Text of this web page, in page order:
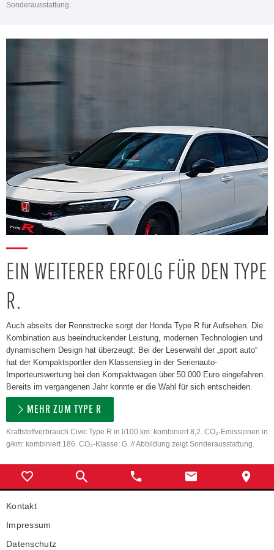
Sonderausstattung.
EIN WEITERER ERFOLG FÜR DEN TYPE
R.
Auch abseits der Rennstrecke sorgt der Honda Type R für Aufsehen. Die
Kombination aus beeindruckender Leistung, modernen Technologien und
dynamischem Design hat überzeugt: Bei der Leserwahl der „sport auto“
hat der Kompaktsportler den Klassensieg in der Serienauto-
Importeurswertung bei den Kompaktwagen über 50.000 Euro eingefahren.
Bereits im vergangenen Jahr konnte er die Wahl für sich entscheiden.
MEHR ZUM TYPE R
Kraftstoffverbrauch Civic Type R in l/100 km: kombiniert 8,2. CO₂-Emissionen in
g/km: kombiniert 186. CO₂-Klasse: G. // Abbildung zeigt Sonderausstattung.
Kontakt
Impressum
Datenschutz